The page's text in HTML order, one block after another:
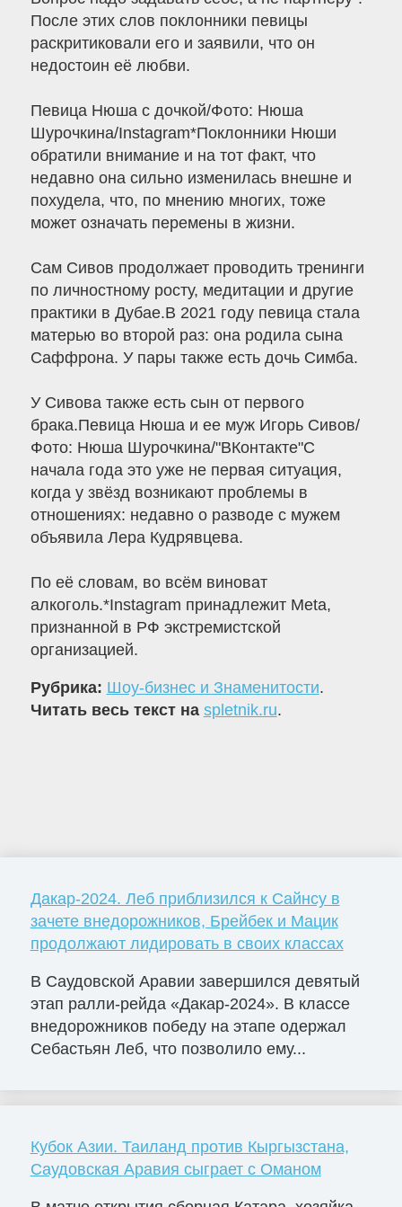
После этих слов поклонники певицы
раскритиковали его и заявили, что он
недостоин её любви.
Певица Нюша с дочкой/Фото: Нюша
Шурочкина/Instagram*Поклонники Нюши
обратили внимание и на тот факт, что
недавно она сильно изменилась внешне и
похудела, что, по мнению многих, тоже
может означать перемены в жизни.
Сам Сивов продолжает проводить тренинги
по личностному росту, медитации и другие
практики в Дубае.В 2021 году певица стала
матерью во второй раз: она родила сына
Саффрона. У пары также есть дочь Симба.
У Сивова также есть сын от первого
брака.Певица Нюша и ее муж Игорь Сивов/
Фото: Нюша Шурочкина/"ВКонтакте"С
начала года это уже не первая ситуация,
когда у звёзд возникают проблемы в
отношениях: недавно о разводе с мужем
объявила Лера Кудрявцева.
По её словам, во всём виноват
алкоголь.*Instagram принадлежит Meta,
признанной в РФ экстремистской
организацией.
Рубрика: Шоу-бизнес и Знаменитости.
Читать весь текст на spletnik.ru.
Дакар-2024. Леб приблизился к Сайнсу в
зачете внедорожников, Брейбек и Мацик
продолжают лидировать в своих классах
В Саудовской Аравии завершился девятый
этап ралли-рейда «Дакар-2024». В классе
внедорожников победу на этапе одержал
Себастьян Леб, что позволило ему...
Кубок Азии. Таиланд против Кыргызстана,
Саудовская Аравия сыграет с Оманом